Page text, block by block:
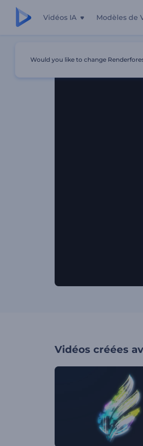
Vidéos IA Modèles de
Vidéos créées
Would you like to change